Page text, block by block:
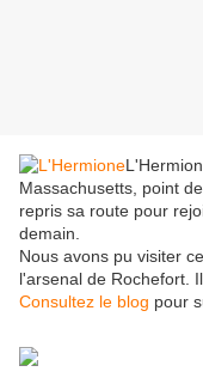
Massachusetts, point
repris sa route pour
demain.
Nous avons pu visiter
l'arsenal de Rochefort.
Consultez le blog pour